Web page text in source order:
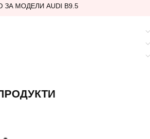
МОДЕЛИ AUDI B9.5